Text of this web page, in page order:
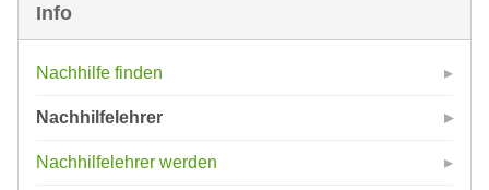
Info
Nachhilfe finden
Nachhilfelehrer
Nachhilfelehrer werden